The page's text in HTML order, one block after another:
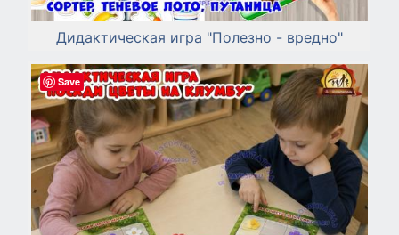
Дидактическая игра "Полезно - вредно"
Save